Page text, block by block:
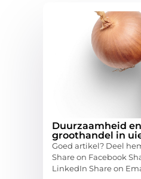
Duurzaamheid
groothandel in
Goed artikel? Deel
Share on Facebook
LinkedIn Share on